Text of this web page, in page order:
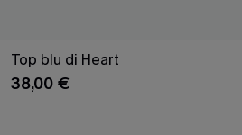
Top blu di Heart
38,00 €